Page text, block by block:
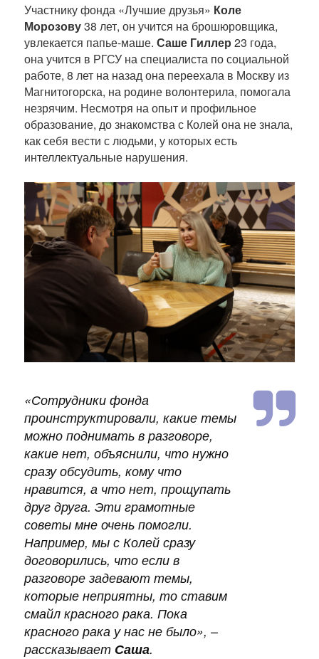
Участнику фонда «Лучшие друзья» Коле
Морозову38 лет, он учится на брошюровщика,
увлекается папье-маше. Саше Гиллер 23 года,
она учится в РГСУ на специалиста по социальной
работе, 8 лет на назад она переехала в Москву из
Магнитогорска, на родине волонтерила, помогала
незрячим. Несмотря на опыт и профильное
образование, до знакомства с Колей она не знала,
как себя вести с людьми, у которых есть
интеллектуальные нарушения.
«Сотрудники фонда
проинструктировали, какие темы
можно поднимать в разговоре,
какие нет, объяснили, что нужно
сразу обсудить, кому что
нравится, а что нет, прощупать
друг друга. Эти грамотные
советы мне очень помогли.
Например, мы с Колей сразу
договорились, что если в
разговоре задевают темы,
которые неприятны, то ставим
смайл красного рака. Пока
красного рака у нас не было», –
рассказывает Саша.